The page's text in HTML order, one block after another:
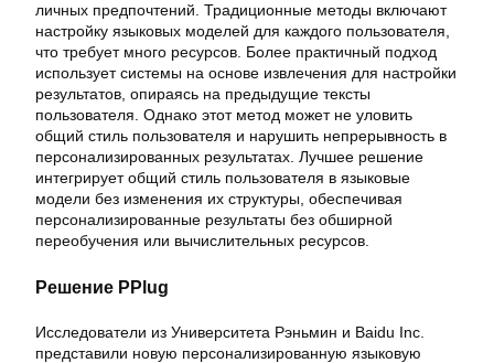
личных предпочтений. Традиционные методы включают
настройку языковых моделей для каждого пользователя,
что требует много ресурсов. Более практичный подход
использует системы на основе извлечения для настройки
результатов, опираясь на предыдущие тексты
пользователя. Однако этот метод может не уловить
общий стиль пользователя и нарушить непрерывность в
персонализированных результатах. Лучшее решение
интегрирует общий стиль пользователя в языковые
модели без изменения их структуры, обеспечивая
персонализированные результаты без обширной
переобучения или вычислительных ресурсов.
Решение PPlug
Исследователи из Университета Рэньмин и Baidu Inc.
представили новую персонализированную языковую